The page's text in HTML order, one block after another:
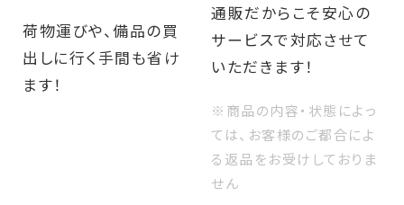
荷物運びや、備品の買
出しに行く手間も省け
ます！
通販だからこそ安心の
サービスで対応させて
いただきます！
※商品の内容・状態によっ
ては、お客様のご都合によ
る返品をお受けしておりま
せん